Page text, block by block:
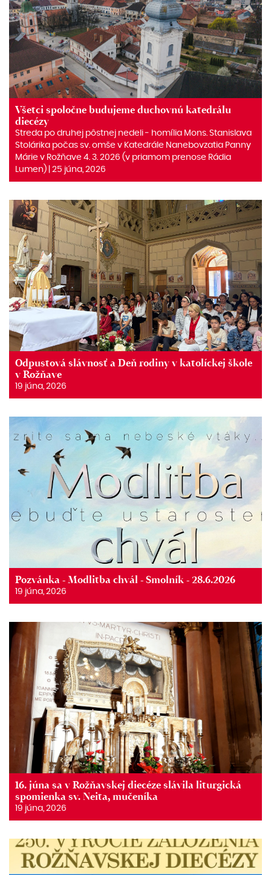
Všetci spoločne budujeme duchovnú katedrálu
diecézy
Streda po druhej pôstnej nedeli ‒ homília Mons. Stanislava
Stolárika počas sv. omše v Katedrále Nanebovzatia Panny
Márie v Rožňave 4. 3. 2026 (v priamom prenose Rádia
Lumen) | 25 júna, 2026
Odpustová slávnosť a Deň rodiny v katolíckej škole
v Rožňave
19 júna, 2026
Pozvánka - Modlitba chvál - Smolník - 28.6.2026
19 júna, 2026
16. júna sa v Rožňavskej diecéze slávila liturgická
spomienka sv. Neita, mučeníka
19 júna, 2026